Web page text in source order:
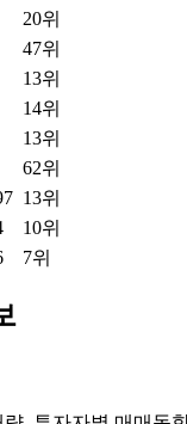
20위
47위
13위
14위
13위
62위
13위
10위
7위